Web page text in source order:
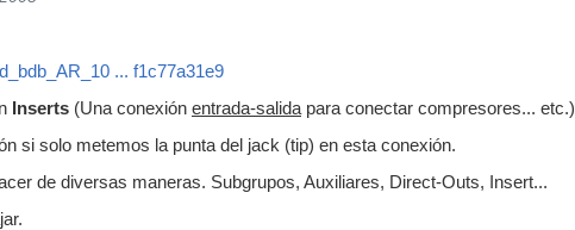
... f1c77a31e9
Inserts (Una conexión entrada-salida para conectar compresores... etc.)
si solo metemos la punta del jack (tip) en esta conexión.
de diversas maneras. Subgrupos, Auxiliares, Direct-Outs, Insert...